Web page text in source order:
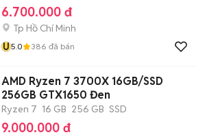
6.700.000 đ
Tp Hồ Chí Minh
U5.0 386 đã bán
AMD Ryzen 7 3700X 16GB/SSD
256GB GTX1650 Đen
Ryzen 7 16 GB 256 GB SSD
9.000.000 đ